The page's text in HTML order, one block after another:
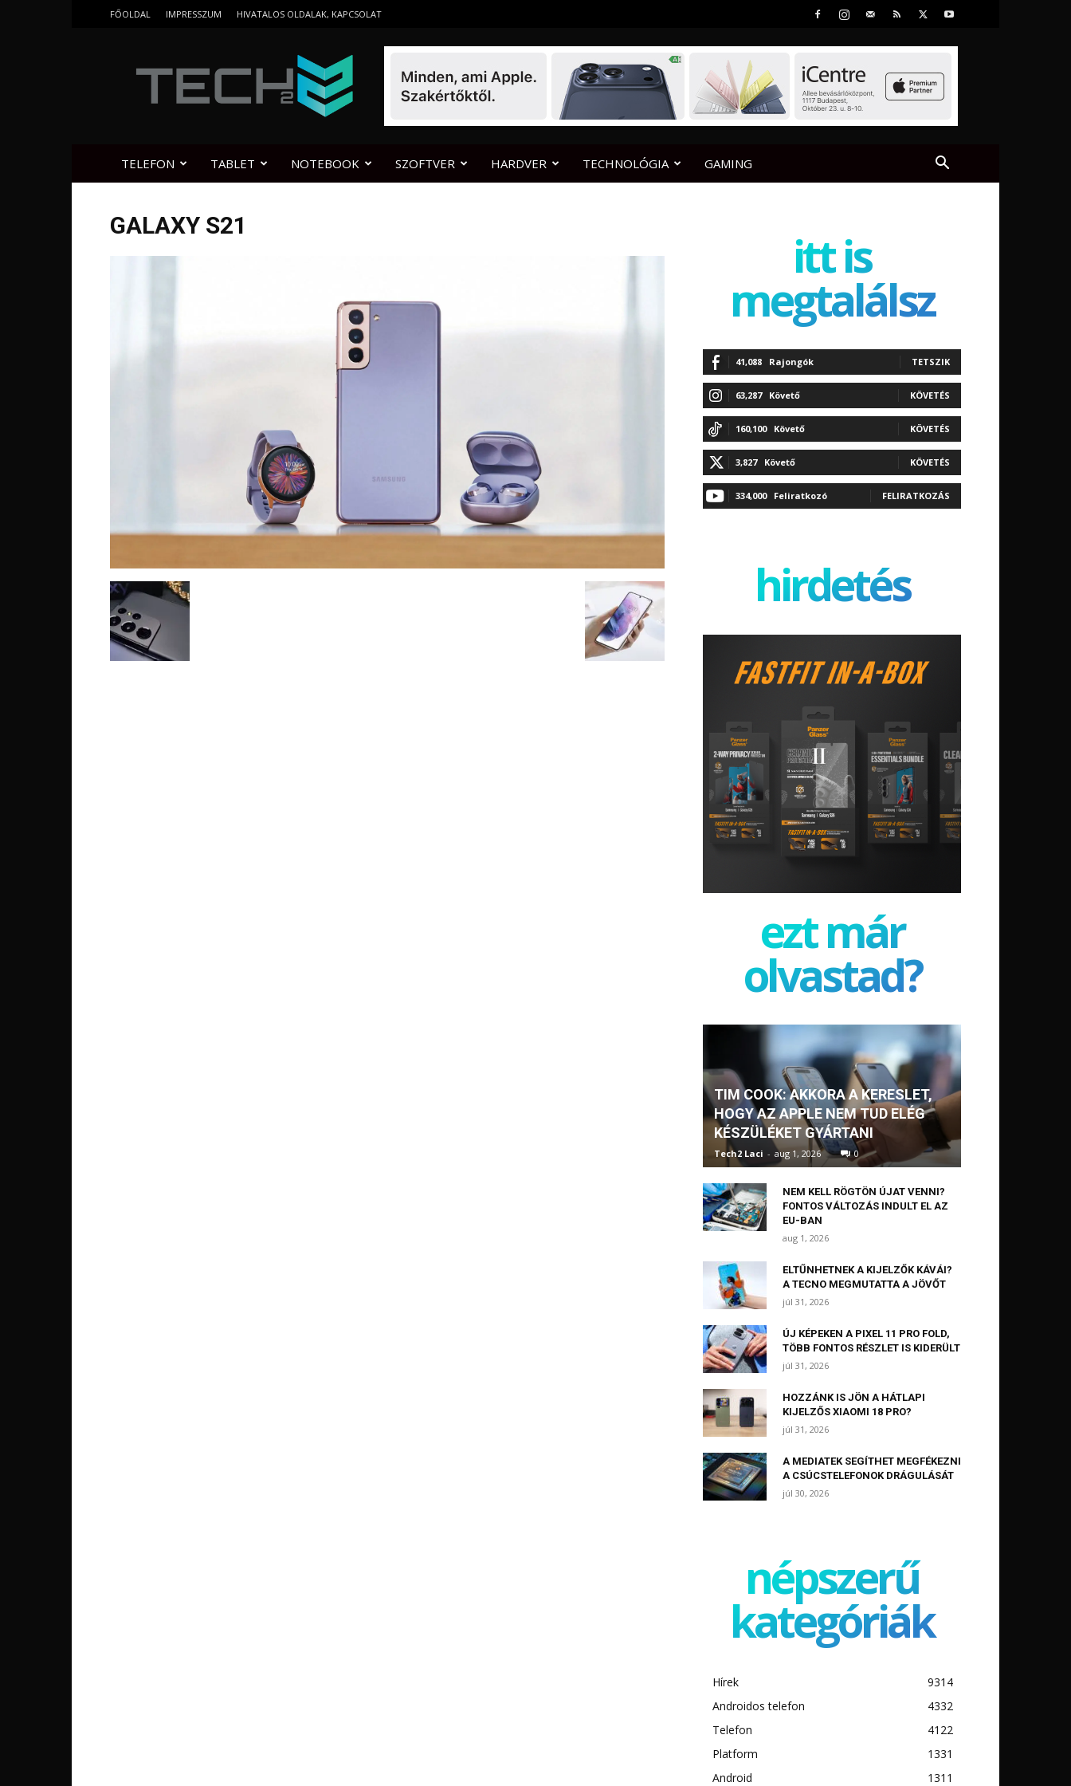
FŐOLDAL IMPRESSZUM HIVATALOS OLDALAK, KAPCSOLAT
TELEFON TABLET NOTEBOOK SZOFTVER HARDVER TECHNOLÓGIA GAMING
GALAXY S21
itt is
megtalálsz
41,088 Rajongók TETSZIK
63,287 Követő KÖVETÉS
160,100 Követő KÖVETÉS
3,827 Követő KÖVETÉS
334,000 Feliratkozó FELIRATKOZÁS
hirdetés
ezt már
olvastad?
TIM COOK: AKKORA A KERESLET,
HOGY AZ APPLE NEM TUD ELÉG
KÉSZÜLÉKET GYÁRTANI
Tech2 Laci - aug 1, 2026 0
NEM KELL RÖGTÖN ÚJAT VENNI?
FONTOS VÁLTOZÁS INDULT EL AZ
EU-BAN
aug 1, 2026
ELTŰNHETNEK A KIJELZŐK KÁVÁI?
A TECNO MEGMUTATTA A JÖVŐT
júl 31, 2026
ÚJ KÉPEKEN A PIXEL 11 PRO FOLD,
TÖBB FONTOS RÉSZLET IS KIDERÜLT
júl 31, 2026
HOZZÁNK IS JÖN A HÁTLAPI
KIJELZŐS XIAOMI 18 PRO?
júl 31, 2026
A MEDIATEK SEGÍTHET MEGFÉKEZNI
A CSÚCSTELEFONOK DRÁGULÁSÁT
júl 30, 2026
népszerű
kategóriák
Hírek
9314
Androidos telefon
4332
Telefon
4122
Platform
1331
Android
1311